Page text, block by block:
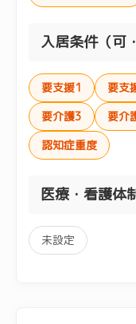
入居条件（可
要支援1 要支
要介護3
要介
認知症重度
医療・看護体
未設定